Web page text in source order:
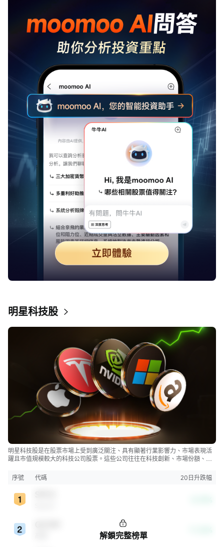
明星科技股
明星科技股是在股票市場上受到廣泛關注、具有顯著行業影響力、市場表現活
躍且市值規模較大的科技公司股票。這些公司往往在科技創新、市場份額、品
市，特別是科技行業板塊乃至全球經濟具有顯著影響。
序號 代碼 20日升跌幅
解鎖完整榜單